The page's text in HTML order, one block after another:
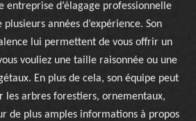
entreprise d’élagage professionnelle
années d’expérience. Son
lui permettent de vous offrir un
vouliez une taille raisonnée ou une
En plus de cela, son équipe peut
les arbres forestiers, ornementaux,
de plus amples informations à propos